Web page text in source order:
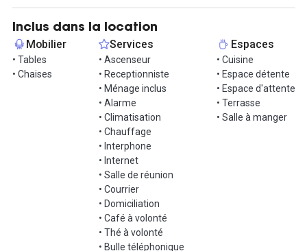
- Espace détente
- Emplacement en centre-ville
- Proche des transports en commun
- Salles de réunion
- Bar et sandwicherie sur place
- Terrasse / espace extérieur
- Parking privatif sécurisé
- Distributeur automatique
- Prix : 549€ par mois HT
Cet emplacement bénéficie d'une accessibilité exceptionnelle
grâce à sa proximité avec plusieurs lignes de transport en
commun. La station de métro Franklin D. Roosevelt (lignes 1 et 9)
est située à quelques pas, offrant un accès direct aux principaux
quartiers de Paris. De plus, plusieurs lignes de bus desservent le
secteur, facilitant les déplacements vers toutes les zones de la
Inclus dans la location
Mobilier
• Tables
• Chaises
Services
• Ascenseur
• Receptionniste
• Ménage inclus
• Alarme
• Climatisation
• Chauffage
• Interphone
• Internet
• Salle de réunion
• Courrier
• Domiciliation
• Café à volonté
• Thé à volonté
• Bulle téléphonique
Espaces
• Cuisine
• Espace détente
• Espace d'attente
• Terrasse
• Salle à manger